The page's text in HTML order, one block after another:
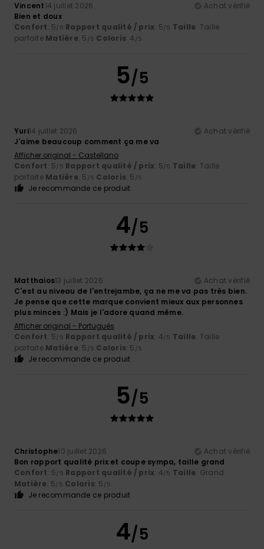
Vincent14 juillet 2026
Achat vérifié
Bien et doux
Confort: 5/5 Rapport qualité / prix: 5/5 Taille: Taille
parfaite Matière: 5 /5 Coloris: 4 /5
5/5
Yuri14 juillet 2026
Achat vérifié
J'aime beaucoup comment ça me va
Afficher original - Castellano
Confort: 5/5 Rapport qualité / prix: 5/5 Taille: Taille
parfaite Matière: 5 /5 Coloris: 5 /5
Je recommande ce produit
4/5
Matthaios13 juillet 2026
Achat vérifié
C'est au niveau de l'entrejambe, ça ne me va pas très bien.
Je pense que cette marque convient mieux aux personnes
plus minces :) Mais je l'adore quand même.
Afficher original - Português
Confort: 5/5 Rapport qualité / prix: 4/5 Taille: Taille
parfaite Matière: 5 /5 Coloris: 5 /5
Je recommande ce produit
5/5
Christophe10 juillet 2026
Achat vérifié
Bon rapport qualité prix et coupe sympa, taille grand
Confort: 5/5 Rapport qualité / prix: 4/5 Taille: Grand
Matière: 5/5 Coloris: 5 /5
Je recommande ce produit
4/5